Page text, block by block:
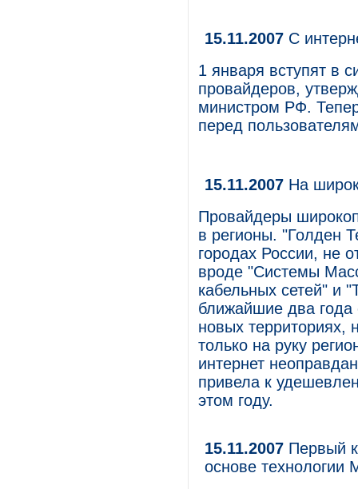
15.11.2007 С
1 января вступят в
провайдеров,
министром РФ.
перед
15.11.2007 На
Провайдеры
в регионы. "Голден
городах России, не
вроде "Системы
кабельных сетей" и
ближайшие два года
новых территориях,
только на руку
интернет
привела к
этом году.
15.11.2007 Первый
основе технологии